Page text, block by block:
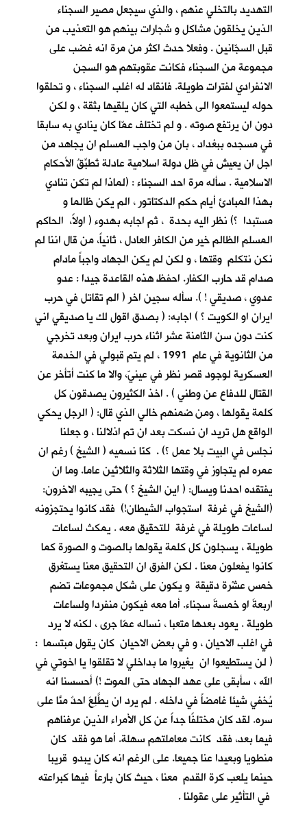
التهديد بالتخلي عنهم ، والذي سيجعل مصير السجناء
الذين يخلقون مشاكل و شجارات بينهم هو التعذيب من
قبل السجّانين . وفعلا حدث اكثر من مرة انه غضب على
مجموعة من السجناء فكانت عقوبتهم هو السجن
الانفرادي لفترات طويلة. فانقاد له اغلب السجناء ، و تحلقوا
حوله ليستمعوا الى خطبه التي كان يلقيها بثقة ، و لكن
دون ان يرتفع صوته . و لم تختلف عمّا كان ينادي به سابقا
في مسجده ببغداد ، بان من واجب المسلم ان يجاهد من
اجل ان يعيش في ظل دولة اسلامية عادلة تُطبِّقُ الأحكام
الاسلامية . سأله مرة احد السجناء : (لماذا لم تكن تنادي
بهذا المبادئ أيام حكم الدكتاتور ، الم يكن ظالما و
مستبدا ؟) نظر اليه بحدة ، ثم اجابه بهدوء ( اولاً، الحاكم
المسلم الظالم خير من الكافر العادل ، ثانياً، من قال اننا لم
نكن نتكلم وقتها ، و لكن لم يكن الجهاد واجباً مادام
صدام قد حارب الكفار. احفظ هذه القاعدة جيدا : عدو
عدوي ، صديقي ! ). سأله سجين اخر ( الم تقاتل في حرب
ايران او الكويت ؟ ) اجابه: ( بصدق اقول لك يا صديقي اني
كنت دون سن الثامنة عشر اثناء حرب ايران وبعد تخرجي
من الثانوية في عام 1991 ، لم يتم قبولي في الخدمة
العسكرية لوجود قصر نظر في عينيّ، والا ما كنت أتأخر عن
القتال للدفاع عن وطني ) . اخذ الكثيرون يصدقون كل
كلمة يقولها ، ومن ضمنهم خالي الذي قال: ( الرجل يحكي
الواقع هل تريد ان نسكت بعد ان تم اذلالنا ، و جعلنا
نجلس في البيت بلا عمل ؟) . كنّا نسميه ( الشيخ ) رغم ان
عمره لم يتجاوز في وقتها الثلاثة والثلاثين عاما. وما ان
يفتقده احدنا ويسال: ( اين الشيخ ؟ ) حتى يجيبه الاخرون:
(الشيخ في غرفة استجواب الشيطان!) فقد كانوا يحتجزونه
لساعات طويلة في غرفة للتحقيق معه . يمكث لساعات
طويلة ، يسجلون كل كلمة يقولها بالصوت و الصورة كما
كانوا يفعلون معنا . لكن الفرق ان التحقيق معنا يستغرق
خمس عشْرة دقيقة و يكون على شكل مجموعات تضم
اربعةَ او خمسةَ سجناء. أما معه فيكون منفردا ولساعات
طويلة . يعود بعدها متعبا ، نساله عمّا جرى ، لكنه لا يرد
في اغلب الاحيان ، و في بعض الاحيان كان يقول مبتسما :
( لن يستطيعوا ان يغيروا ما بداخلي لا تقلقوا يا اخوتي في
الله ، سأبقى على عهد الجهاد حتى الموت !) أحسسنا انه
يُخفي شيئا غامضاً في داخله . لم يرد ان يطَّلِعَ احدٌ منَّا على
سره. لقد كان مختلفًا جداً عن كل الأمراء الذين عرفناهم
فيما بعد، فقد كانت معاملتهم سهلة. أما هو فقد كان
منطويا وبعيدا عنا جميعا. على الرغم انه كان يبدو قريبا
حينما يلعب كرة القدم معنا ، حيث كان بارعاً فيها كبراعته
في التأثير على عقولنا .